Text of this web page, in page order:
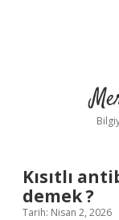
Kısıtlı
demek ?
Tarih: Nisan 2, 2026